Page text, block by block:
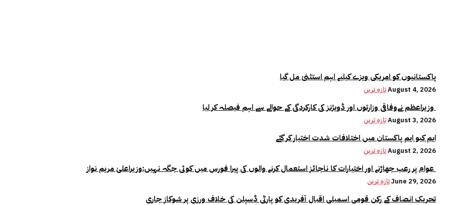
پاکستانیوں کو امریکی ویزے کیلیے اہم استثنیٰ مل گیا
تازہ ترینAugust 4, 2026
تازہ ترینAugust 3, 2026
ایم کیو ایم پاکستان میں اختلافات شدت اختیار کر گئے
تازہ ترینAugust 2, 2026
تازہ ترینJune 29, 2026
تحریک انصاف کے رکن قومی اسمبلی اقبال آفریدی کو پارٹی ڈسپلن کی خلاف ورزی پر شوکاز جاری